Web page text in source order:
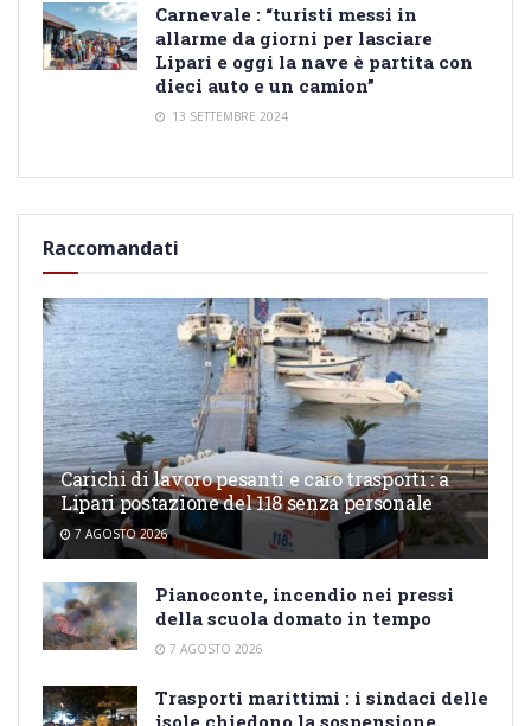
Carnevale : “turisti messi in
allarme da giorni per lasciare
Lipari e oggi la nave è partita con
dieci auto e un camion”
13 SETTEMBRE 2024
Raccomandati
Carichi di lavoro pesanti e caro trasporti : a
Lipari postazione del 118 senza personale
7 AGOSTO 2026
Pianoconte, incendio nei pressi
della scuola domato in tempo
7 AGOSTO 2026
Trasporti marittimi : i sindaci delle
isole chiedono la sospensione